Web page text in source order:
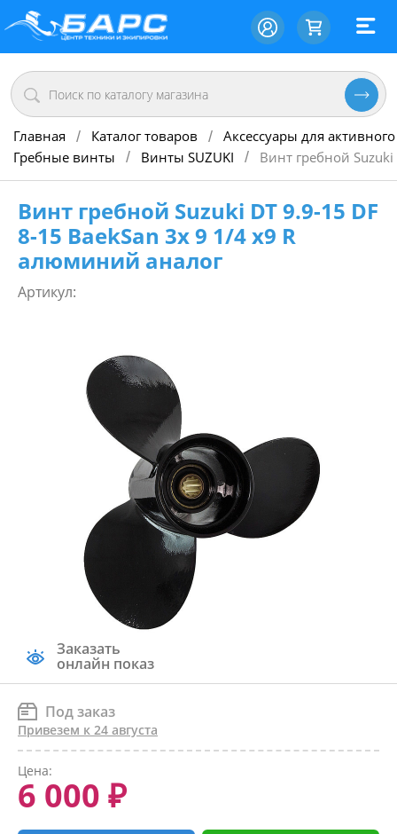
Главная / Каталог товаров / Аксессуары для
Гребные винты
/ Винты SUZUKI / Винт гребной
Винт гребной Suzuki DT 9.9-15 DF
8-15 BaekSan 3х 9 1/4 х9 R
алюминий аналог
Артикул:
Заказать
онлайн показ
Под заказ
Привезем к 24 августа
Цена:
6 000 ₽